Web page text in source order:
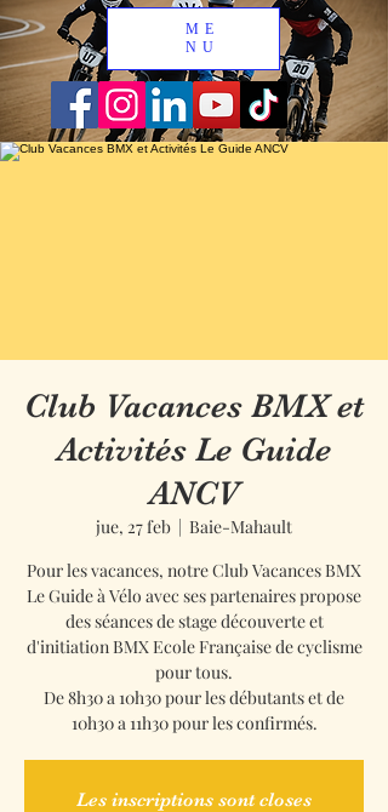
ME
NU
Club Vacances BMX et
Activités Le Guide
ANCV
jue, 27 feb
  |
Baie-Mahault
Pour les vacances, notre Club Vacances BMX
Le Guide à Vélo avec ses partenaires propose
des séances de stage découverte et
d'initiation BMX Ecole Française de cyclisme
pour tous.
De 8h30 a 10h30 pour les débutants et de
10h30 a 11h30 pour les confirmés.
Les inscriptions sont closes